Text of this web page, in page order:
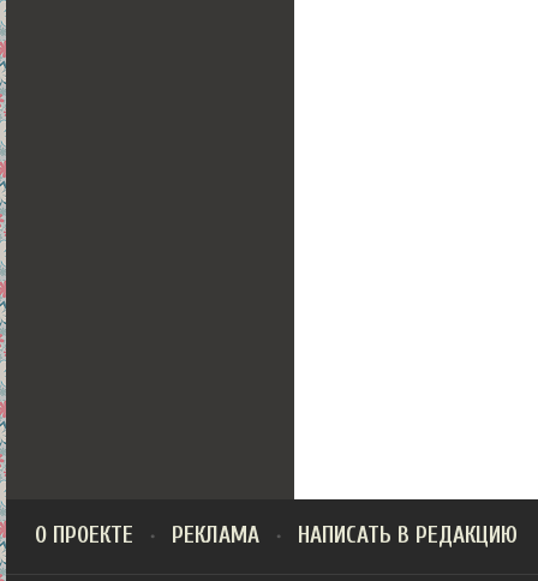
О ПРОЕКТЕ РЕКЛАМА НАПИСАТЬ В РЕДАКЦИЮ